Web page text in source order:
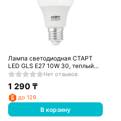
Лампа светодиодная СТАРТ
LED GLS E27 10W 30, теплый
/10/60
Нет отзывов
1 290₸
до 129
В корзину